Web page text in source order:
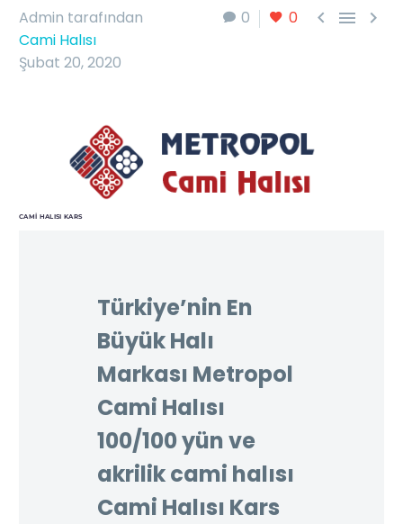
0 0   
Admin tarafından
Cami Halısı
Şubat 20, 2020
CAMI HALISI KARS
Türkiye’nin En
Büyük Halı
Markası Metropol
Cami Halısı
100/100 yün ve
akrilik cami halısı
Cami Halısı Kars